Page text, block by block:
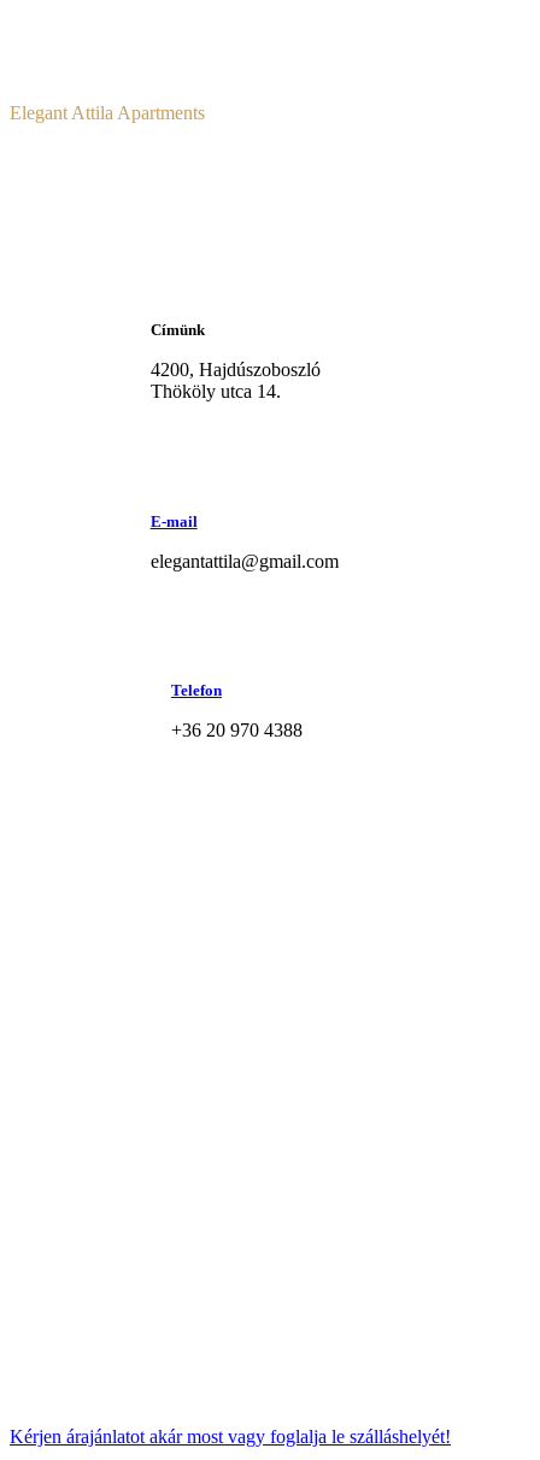
Elegant Attila Apartments
Címünk
4200, Hajdúszoboszló
Thököly utca 14.
E-mail
elegantattila@gmail.com
Telefon
+36 20 970 4388
Kérjen árajánlatot akár most vagy foglalja le szálláshelyét!